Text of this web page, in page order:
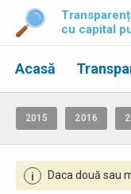
cu capital
Acasă
2015 2016
i Daca două sau